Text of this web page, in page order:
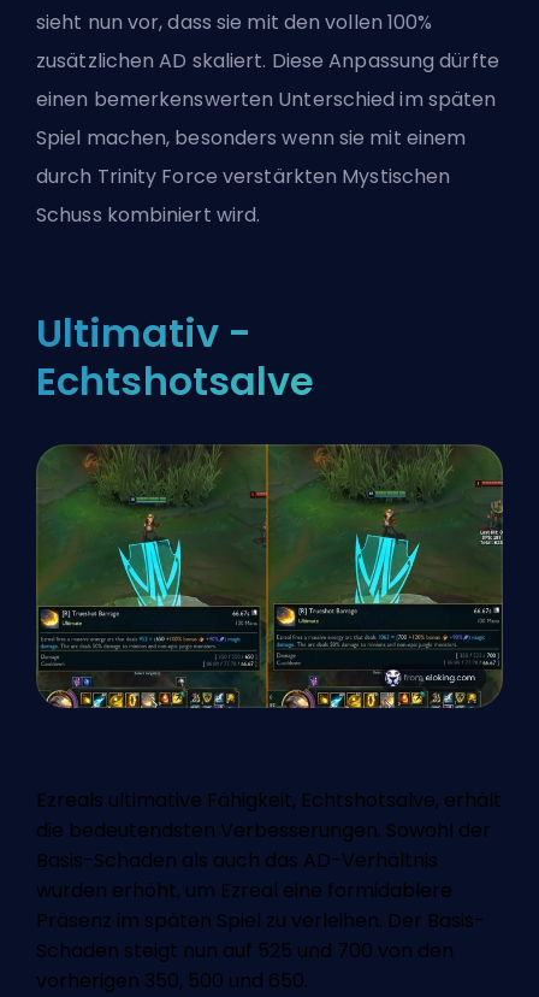
sieht nun vor, dass sie mit den vollen 100%
zusätzlichen AD skaliert. Diese Anpassung dürfte
einen bemerkenswerten Unterschied im späten
Spiel machen, besonders wenn sie mit einem
durch Trinity Force verstärkten Mystischen
Schuss kombiniert wird.
Ultimativ -
Echtshotsalve
Ezreals ultimative Fähigkeit, Echtshotsalve, erhält
die bedeutendsten Verbesserungen. Sowohl der
Basis-Schaden als auch das AD-Verhältnis
wurden erhöht, um Ezreal eine formidablere
Präsenz im späten Spiel zu verleihen. Der Basis-
Schaden steigt nun auf 525 und 700 von den
vorherigen 350, 500 und 650.